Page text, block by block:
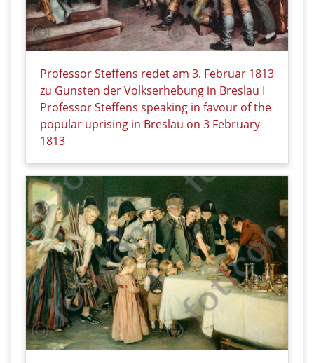
Professor Steffens redet am 3. Februar 1813
zu Gunsten der Volkserhebung in Breslau I
Professor Steffens speaking in favour of the
popular uprising in Breslau on 3 February
1813